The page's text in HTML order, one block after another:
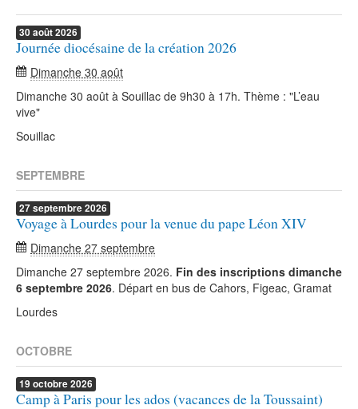
30 août2026
Journée diocésaine de la création 2026
Dimanche 30 août
Dimanche 30 août à Souillac de 9h30 à 17h. Thème : "L’eau
vive"
Souillac
SEPTEMBRE
27septembre2026
Voyage à Lourdes pour la venue du pape Léon XIV
Dimanche 27 septembre
Dimanche 27 septembre 2026. Fin des inscriptions dimanche
6 septembre 2026. Départ en bus de Cahors, Figeac, Gramat
Lourdes
OCTOBRE
19 octobre2026
Camp à Paris pour les ados (vacances de la Toussaint)